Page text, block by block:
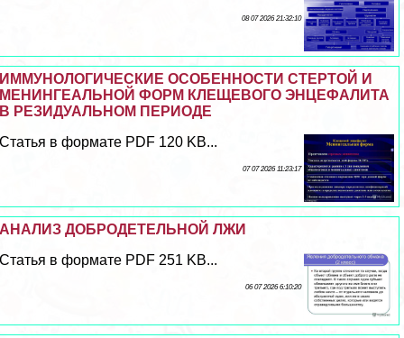
08 07 2026 21:32:10
ИММУНОЛОГИЧЕСКИЕ ОСОБЕННОСТИ СТЕРТОЙ И
МЕНИНГЕАЛЬНОЙ ФОРМ КЛЕЩЕВОГО ЭНЦЕФАЛИТА
В РЕЗИДУАЛЬНОМ ПЕРИОДЕ
Статья в формате PDF 120 KB...
07 07 2026 11:23:17
АНАЛИЗ ДОБРОДЕТЕЛЬНОЙ ЛЖИ
Статья в формате PDF 251 KB...
06 07 2026 6:10:20